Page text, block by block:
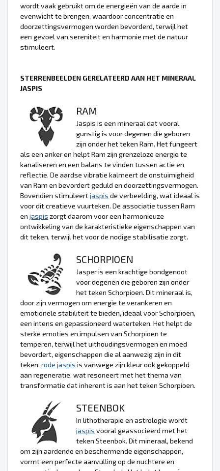
wordt vaak gebruikt om de energieën van de aarde in
evenwicht te brengen, waardoor concentratie en
doorzettingsvermogen worden bevorderd, terwijl het
een gevoel van sereniteit en harmonie met de natuur
stimuleert.
STERRENBEELDEN GERELATEERD AAN HET MINERAAL
JASPIS
RAM
Jaspis is een mineraal dat vooral
gunstig is voor degenen die geboren
zijn onder het teken Ram. Het fungeert
als een anker en helpt Ram zijn grenzeloze energie te
kanaliseren en een balans te vinden tussen actie en
reflectie. De aardse vibratie kalmeert de onstuimigheid
van Ram en bevordert geduld en doorzettingsvermogen.
Bovendien stimuleertjaspis de verbeelding, wat ideaal is
voor dit creatieve vuurteken. De associatie tussen Ram
en jaspis zorgt daarom voor een harmonieuze
ontwikkeling van de karakteristieke eigenschappen van
dit teken, terwijl het voor de nodige stabilisatie zorgt.
SCHORPIOEN
Jasper is een krachtige bondgenoot
voor degenen die geboren zijn onder
het teken Schorpioen. Dit mineraal is,
door zijn vermogen om energie te verankeren en
emotionele stabiliteit te bieden, ideaal voor Schorpioen,
een intens en gepassioneerd waterteken. Het helpt de
sterke emoties en impulsen van Schorpioen te
temperen, terwijl het uithoudingsvermogen en moed
bevordert, eigenschappen die al aanwezig zijn in dit
teken. rode jaspis is vanwege zijn kleur ook gekoppeld
aan regeneratie, wat resoneert met het thema van
transformatie dat inherent is aan het teken Schorpioen.
STEENBOK
In lithotherapie en astrologie wordt
jaspis vooral geassocieerd met het
teken Steenbok. Dit mineraal, bekend
om zijn aardende en beschermende eigenschappen,
vormt een perfecte aanvulling op de nuchtere en